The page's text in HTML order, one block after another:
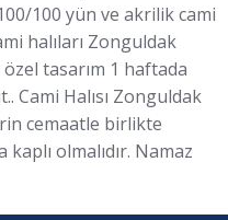
100 yün ve akrilik cami
halıları Zonguldak
özel tasarım 1 haftada
Cami Halısı Zonguldak
cemaatle birlikte
kaplı olmalıdır. Namaz